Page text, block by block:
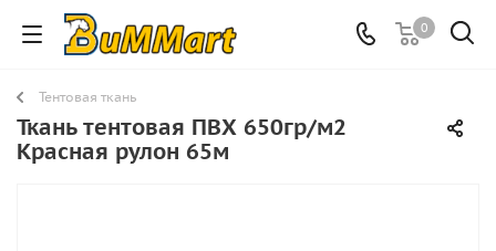
0
Тентовая ткань
Ткань тентовая ПВХ 650гр/м2
Красная рулон 65м